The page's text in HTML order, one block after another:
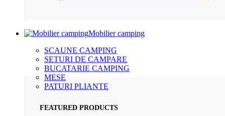
Mobilier camping
SCAUNE CAMPING
SETURI DE CAMPARE
BUCATARIE CAMPING
MESE
PATURI PLIANTE
FEATURED PRODUCTS